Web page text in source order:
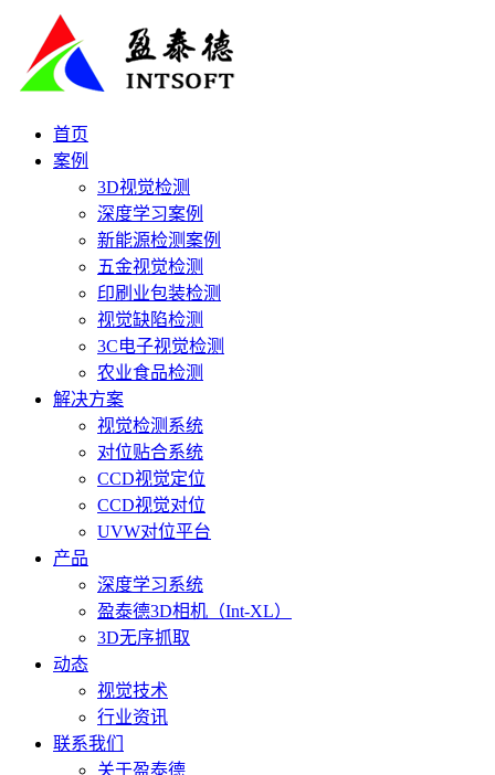
首页
案例
3D视觉检测
深度学习案例
新能源检测案例
五金视觉检测
印刷业包装检测
视觉缺陷检测
3C电子视觉检测
农业食品检测
解决方案
视觉检测系统
对位贴合系统
CCD视觉定位
CCD视觉对位
UVW对位平台
产品
深度学习系统
盈泰德3D相机（Int-XL）
3D无序抓取
动态
视觉技术
行业资讯
联系我们
关于盈泰德